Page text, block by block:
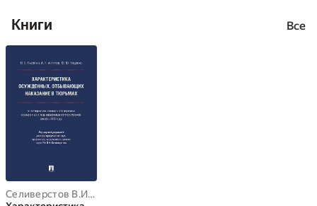
Книги Все
Селиверстов В.И.
,